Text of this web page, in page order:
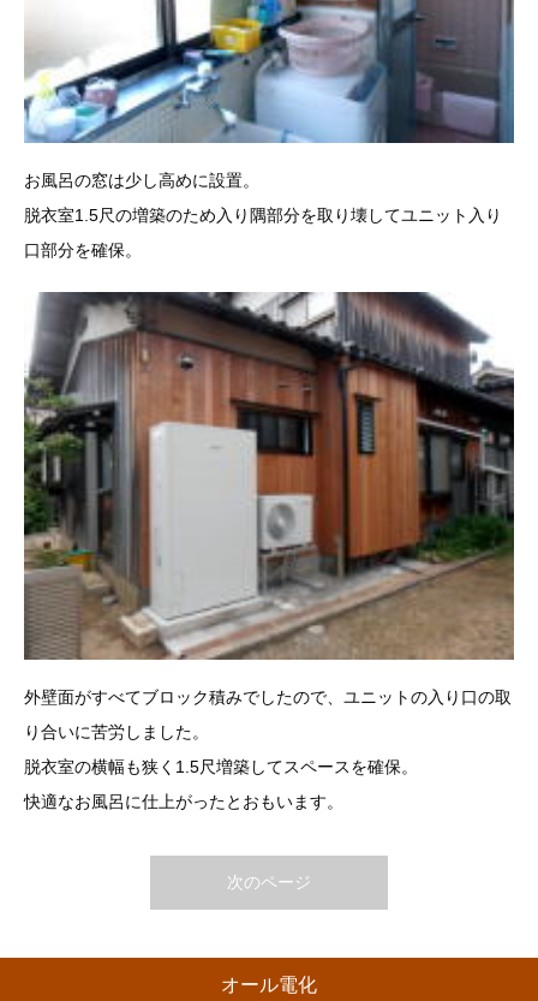
お風呂の窓は少し高めに設置。
脱衣室1.5尺の増築のため入り隅部分を取り壊してユニット入り
口部分を確保。
外壁面がすべてブロック積みでしたので、ユニットの入り口の取
り合いに苦労しました。
脱衣室の横幅も狭く1.5尺増築してスペースを確保。
快適なお風呂に仕上がったとおもいます。
次のページ
オール電化